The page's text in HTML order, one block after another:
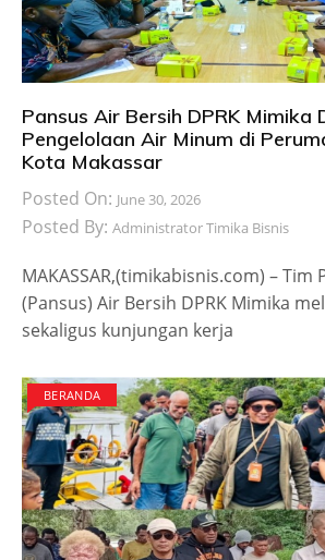
Pansus Air Bersih DPRK Mimika
Pengelolaan Air Minum di
Kota Makassar
Posted On: June 30, 2026
Posted By: Administrator Timika Bisnis
MAKASSAR,(timikabisnis.com) – Tim
(Pansus) Air Bersih DPRK Mimika
sekaligus kunjungan kerja
BERANDA